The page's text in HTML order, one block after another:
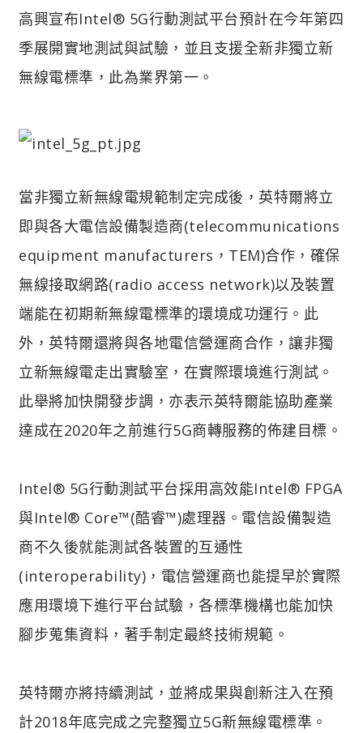
高興宣布Intel® 5G行動測試平台預計在今年第四
季展開實地測試與試驗，並且支援全新非獨立新
無線電標準，此為業界第一。
當非獨立新無線電規範制定完成後，英特爾將立
即與各大電信設備製造商(telecommunications
equipment manufacturers，TEM)合作，確保
無線接取網路(radio access network)以及裝置
端能在初期新無線電標準的環境成功運行。此
外，英特爾還將與各地電信營運商合作，讓非獨
立新無線電走出實驗室，在實際環境進行測試。
此舉將加快開發步調，亦表示英特爾能協助產業
達成在2020年之前進行5G商轉服務的佈建目標。
Intel® 5G行動測試平台採用高效能Intel® FPGA
與Intel® Core™(酷睿™)處理器。電信設備製造
商不久後就能測試各裝置的互通性
(interoperability)，電信營運商也能提早於實際
應用環境下進行平台試驗，各標準機構也能加快
腳步蒐集資料，著手制定最終技術規範。
英特爾亦將持續測試，並將成果與創新注入在預
計2018年底完成之完整獨立5G新無線電標準。